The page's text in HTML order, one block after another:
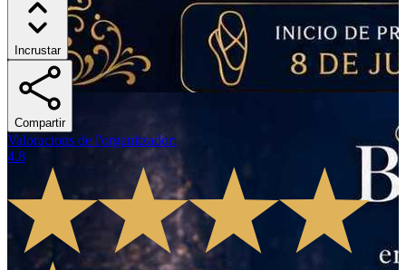
Incrustar
Compartir
Valoracions de l'organitzador:
4.8